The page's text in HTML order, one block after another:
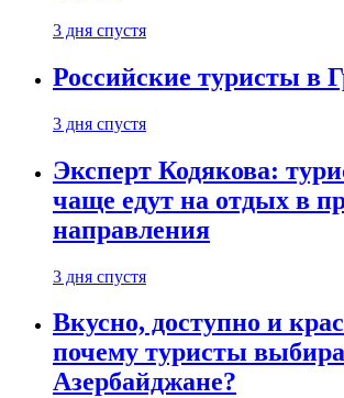
3 дня спустя
Российские туристы в
3 дня спустя
Эксперт Кодякова:
чаще едут на отдых в
направления
3 дня спустя
Вкусно, доступно и
почему туристы
Азербайджане?